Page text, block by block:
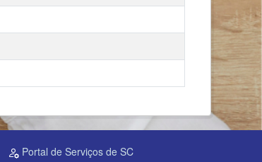
Portal de Serviços de SC